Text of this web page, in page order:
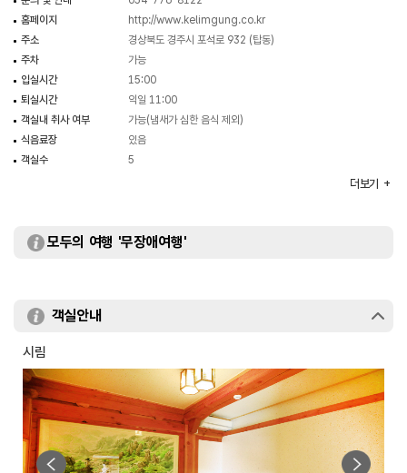
홈페이지
http://www.kelimgung.co.kr
주소
경상북도 경주시 포석로 932 (탑동)
주차
가능
입실시간
15:00
퇴실시간
익일 11:00
객실내 취사 여부
가능(냄새가 심한 음식 제외)
식음료장
있음
객실수
5
더보기
모두의 여행 '무장애여행'
객실안내
시림